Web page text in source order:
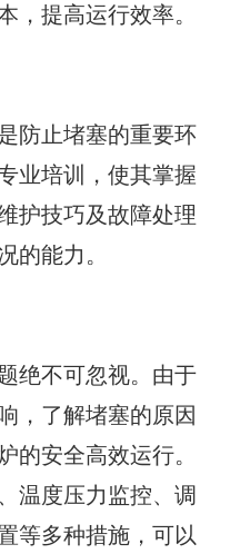
，提高运行效率。
防止堵塞的重要环
业培训，使其掌握
护技巧及故障处理
的能力。
绝不可忽视。由于
，了解堵塞的原因
的安全高效运行。
温度压力监控、调
等多种措施，可以